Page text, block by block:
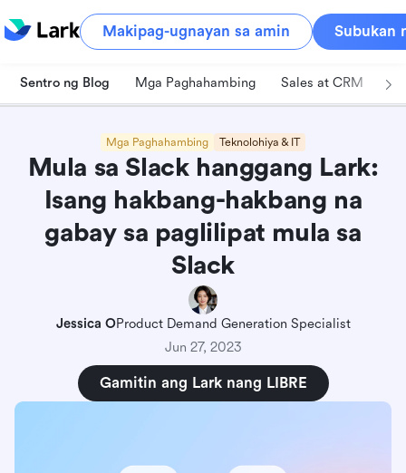
Makipag-ugnayan sa amin Subukan
Sentro ng Blog Mga Paghahambing Sales at CRM
Mga Paghahambing Teknolohiya & IT
Mula sa Slack hanggang Lark:
Isang hakbang-hakbang na
gabay sa paglilipat mula sa
Slack
Jessica OProduct Demand Generation Specialist
Jun 27, 2023
Gamitin ang Lark nang LIBRE